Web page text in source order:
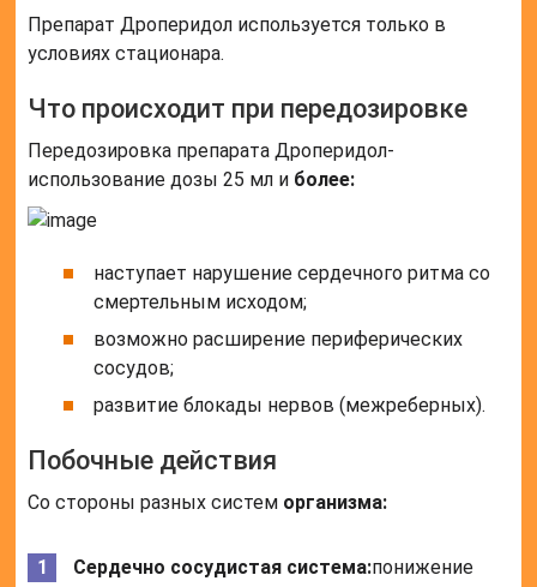
Препарат Дроперидол используется только в
условиях стационара.
Что происходит при передозировке
Передозировка препарата Дроперидол-
использование дозы 25 мл и более:
наступает нарушение сердечного ритма со
смертельным исходом;
возможно расширение периферических
сосудов;
развитие блокады нервов (межреберных).
Побочные действия
Со стороны разных систем организма:
Сердечно сосудистая система:понижение